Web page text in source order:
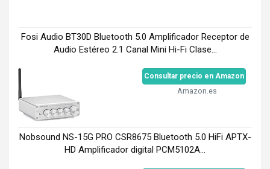
Fosi Audio BT30D Bluetooth 5.0 Amplificador Receptor de
Audio Estéreo 2.1 Canal Mini Hi-Fi Clase...
Consultar precio en Amazon
Amazon.es
Nobsound NS-15G PRO CSR8675 Bluetooth 5.0 HiFi APTX-
HD Amplificador digital PCM5102A...